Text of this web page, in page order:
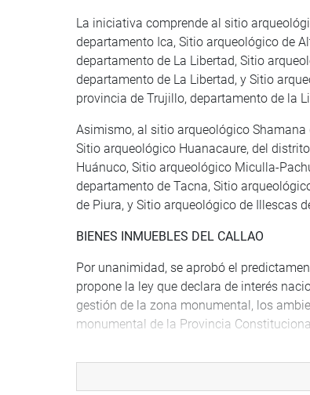
La iniciativa comprende al sitio
departamento Ica, Sitio arqueológico de
departamento de La Libertad, Sitio
departamento de La Libertad, y Sitio
provincia de Trujillo, departamento de la
Asimismo, al sitio arqueológico
Sitio arqueológico Huanacaure, del
Huánuco, Sitio arqueológico Miculla-
departamento de Tacna, Sitio
de Piura, y Sitio arqueológico de Illescas
BIENES INMUEBLES DEL CALLAO
Por unanimidad, se aprobó el
propone la ley que declara de interés
gestión de la zona monumental, los
monumental de la Provincia
Municipalidad Provincial del Callao, en